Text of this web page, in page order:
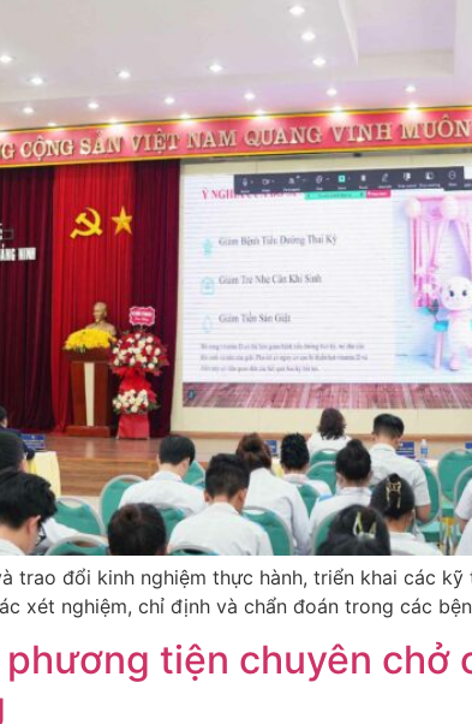
trao đổi kinh nghiệm thực hành, triển khai các
xét nghiệm, chỉ định và chẩn đoán trong các
tiện chuyên chở